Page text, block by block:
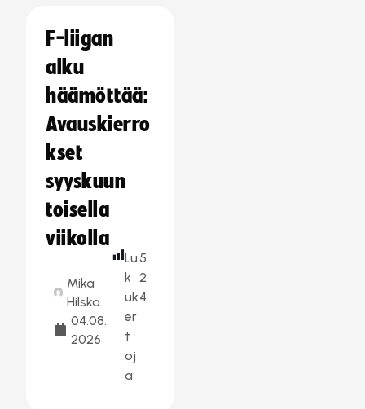
F-liigan
alku
häämöttää:
Avauskierro
kset
syyskuun
toisella
viikolla
Mika
Hilska
04.08.
2026
Lu
k
uk
er
t
oj
a:
5
2
4